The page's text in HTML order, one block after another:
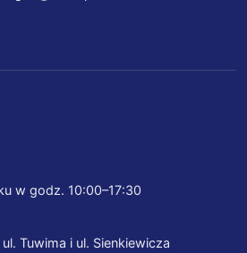
w godz. 10:00–17:30
Tuwima i ul. Sienkiewicza